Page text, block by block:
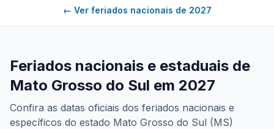
← Ver feriados nacionais de 2027
Feriados nacionais e estaduais de
Mato Grosso do Sul em 2027
Confira as datas oficiais dos feriados nacionais e
específicos do estado Mato Grosso do Sul (MS)